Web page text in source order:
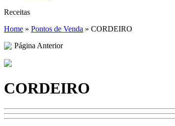
Receitas
Home » Pontos de Venda » CORDEIRO
Página Anterior
CORDEIRO